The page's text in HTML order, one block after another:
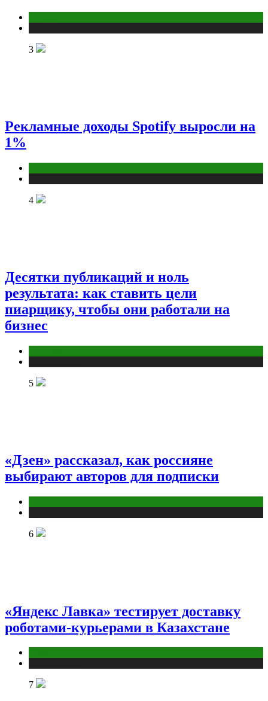
3
Рекламные доходы Spotify выросли на
1%
4
Десятки публикаций и ноль
результата: как ставить цели
пиарщику, чтобы они работали на
бизнес
5
«Дзен» рассказал, как россияне
выбирают авторов для подписки
6
«Яндекс Лавка» тестирует доставку
роботами-курьерами в Казахстане
7